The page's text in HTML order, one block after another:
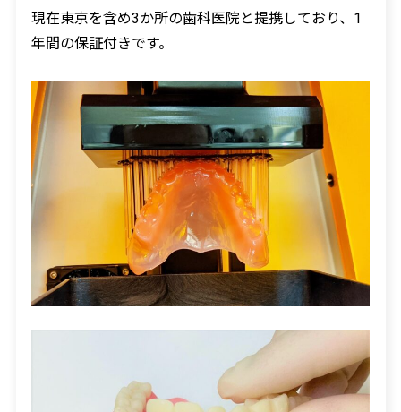
現在東京を含め3か所の歯科医院と提携しており、1
年間の保証付きです。